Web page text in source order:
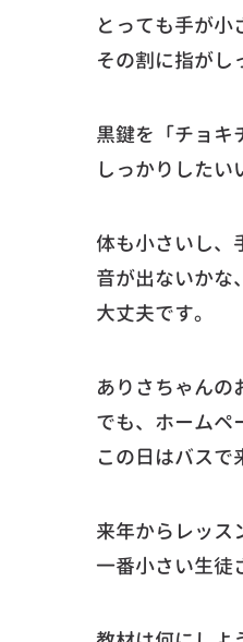
とっても手が小
その割に指がし
黒鍵を「チョキ
しっかりしたい
体も小さいし、
音が出ないかな
大丈夫です。
ありさちゃんの
でも、ホームペ
この日はバスで
来年からレッス
一番小さい生徒